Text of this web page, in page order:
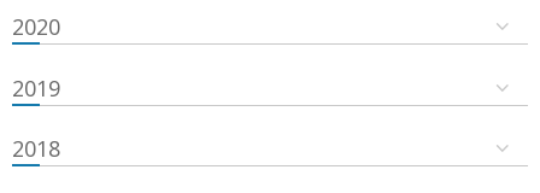
2020
2019
2018